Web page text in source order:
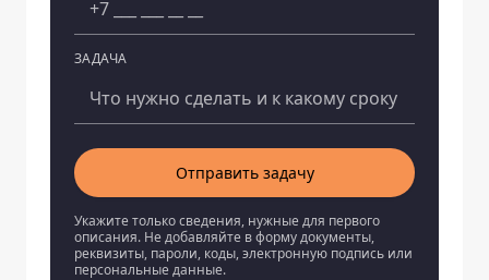
ЗАДАЧА
Отправить задачу
Укажите только сведения, нужные для первого
описания. Не добавляйте в форму документы,
реквизиты, пароли, коды, электронную подпись или
персональные данные.